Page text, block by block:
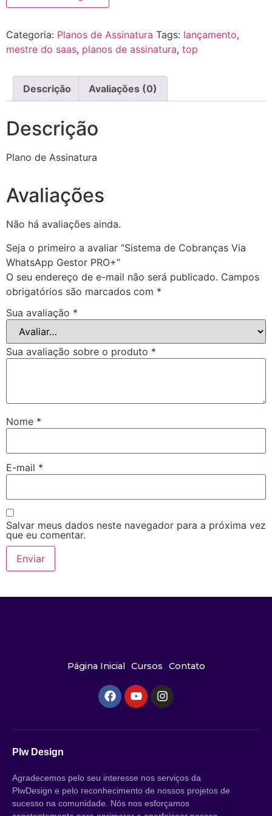
Categoria: Planos de Assinatura Tags: lançamento,
mestre do saas, planos de assinatura, top
Descrição Avaliações (0)
Descrição
Plano de Assinatura
Avaliações
Não há avaliações ainda.
Seja o primeiro a avaliar “Sistema de Cobranças Via
WhatsApp Gestor PRO+”
O seu endereço de e-mail não será publicado. Campos
obrigatórios são marcados com *
Sua avaliação *
Sua avaliação sobre o produto *
Nome *
E-mail *
Salvar meus dados neste navegador para a próxima vez
que eu comentar.
Página Inicial Cursos Contato
Plw Design
Agradecemos pelo seu interesse nos serviços da
PlwDesign e pelo reconhecimento de nossos projetos de
sucesso na comunidade. Nós nos esforçamos